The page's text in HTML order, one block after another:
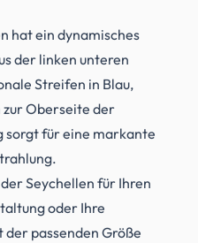
hat ein dynamisches
der linken unteren
Streifen in Blau,
zur Oberseite der
sorgt für eine markante
Seychellen für Ihren
oder Ihre
passenden Größe